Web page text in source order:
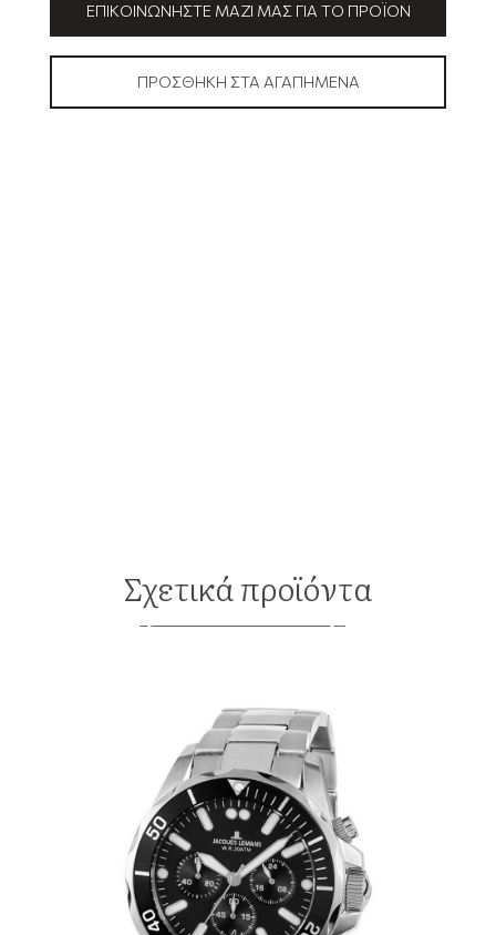
ΕΠΙΚΟΙΝΩΝΉΣΤΕ ΜΑΖΊ ΜΑΣ ΓΙΑ ΤΟ ΠΡΟΪΌΝ
ΠΡΟΣΘΉΚΗ ΣΤΑ ΑΓΑΠΗΜΈΝΑ
Σχετικά προϊόντα